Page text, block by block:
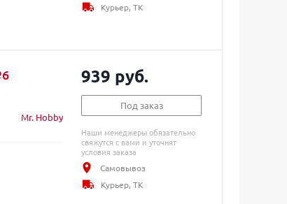
Курьер, ТК
Mr. Hobby
939 руб.
Под заказ
Наши менеджеры обязательно
свяжутся с вами и уточнят
условия заказа
Самовывоз
Курьер, ТК